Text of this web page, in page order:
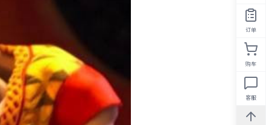
订单
购车
客服